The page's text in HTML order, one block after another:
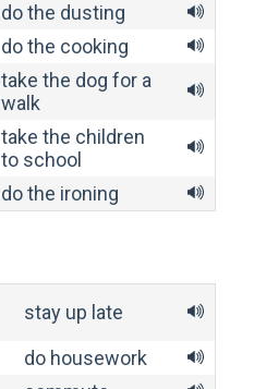
do the dusting
do the cooking
take the dog for a
walk
take the children
to school
do the ironing
stay up late
do housework